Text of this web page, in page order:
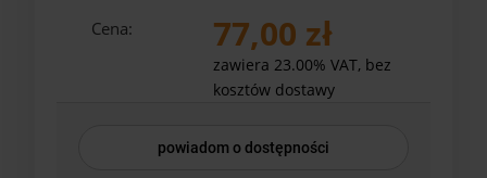
Cena: 77,00 zł
zawiera 23.00% VAT, bez
kosztów dostawy
powiadom o dostępności